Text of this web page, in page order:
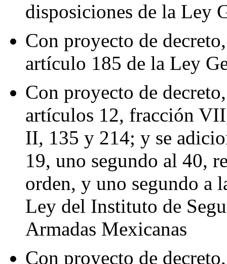
disposiciones de la Ley
Con proyecto de
artículo 185 de la Ley
Con proyecto de
artículos 12, fracción
II, 135 y 214; y se
19, uno segundo al 40,
orden, y uno segundo a
Ley del Instituto de
Armadas Mexicanas
Con proyecto de